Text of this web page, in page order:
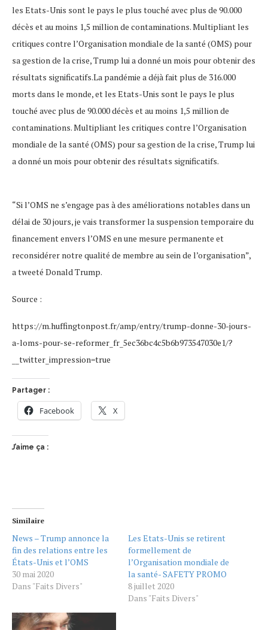
les Etats-Unis sont le pays le plus touché avec plus de 90.000
décès et au moins 1,5 million de contaminations. Multipliant les
critiques contre l’Organisation mondiale de la santé (OMS) pour
sa gestion de la crise, Trump lui a donné un mois pour obtenir des
résultats significatifs.La pandémie a déjà fait plus de 316.000
morts dans le monde, et les Etats-Unis sont le pays le plus
touché avec plus de 90.000 décès et au moins 1,5 million de
contaminations. Multipliant les critiques contre l’Organisation
mondiale de la santé (OMS) pour sa gestion de la crise, Trump lui
a donné un mois pour obtenir des résultats significatifs.
“Si l’OMS ne s’engage pas à des améliorations notables dans un
délai de 30 jours, je vais transformer la suspension temporaire du
financement envers l’OMS en une mesure permanente et
reconsidérer notre qualité de membre au sein de l’organisation”,
a tweeté Donald Trump.
Source :
https://m.huffingtonpost.fr/amp/entry/trump-donne-30-jours-
a-loms-pour-se-reformer_fr_5ec36bc4c5b6b973547030e1/?
__twitter_impression=true
Partager :
Facebook X
J’aime ça :
Similaire
News – Trump annonce la
fin des relations entre les
États-Unis et l’OMS
30 mai 2020
Dans "Faits Divers"
Les Etats-Unis se retirent
formellement de
l’Organisation mondiale de
la santé- SAFETY PROMO
8 juillet 2020
Dans "Faits Divers"